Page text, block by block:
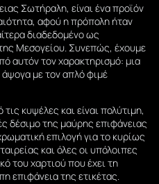
Σωτήραλη, είναι ένα προϊόν
αφού η πρόπολη ήταν
διαδεδομένο ως
Μεσογείου. Συνεπώς, έχουμε
αυτόν τον χαρακτηρισμό: μια
άψογα με τον απλό φιμέ
κυψέλες και είναι πολύτιμη,
δέσιμο της μαύρης επιφάνειας
επιλογή για το κυρίως
και όλες οι υπόλοιπες
του χαρτιού που έχει τη
επιφάνεια της ετικέτας.